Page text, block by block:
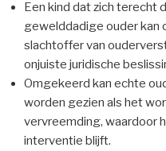
Een kind dat zich terecht
gewelddadige ouder kan
slachtoffer van
onjuiste juridische
Omgekeerd kan echte
worden gezien als het
vervreemding, waardoor
interventie blijft.